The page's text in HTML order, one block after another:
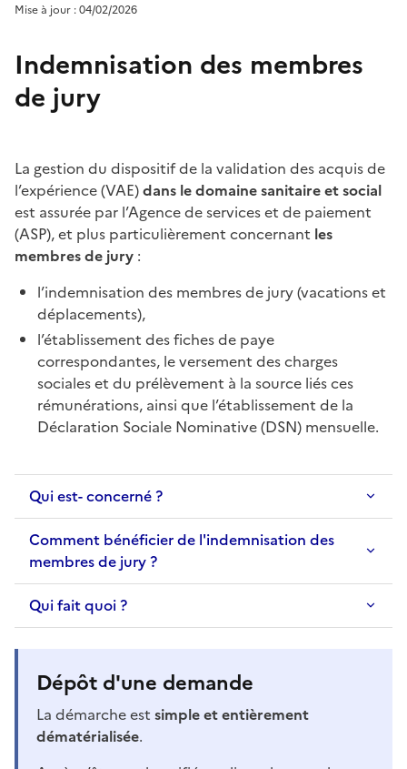
Mise à jour : 04/02/2026
Indemnisation des membres
de jury
La gestion du dispositif de la validation des acquis de
l’expérience (VAE)dans le domaine sanitaire et social
est assurée par l’Agence de services et de paiement
(ASP), et plus particulièrement concernant les
membres de jury :
l’indemnisation des membres de jury (vacations et
déplacements),
l’établissement des fiches de paye
correspondantes, le versement des charges
sociales et du prélèvement à la source liés ces
rémunérations, ainsi que l’établissement de la
Déclaration Sociale Nominative (DSN) mensuelle.
Qui est- concerné ?
Comment bénéficier de l'indemnisation des
membres de jury ?
Qui fait quoi ?
Dépôt d'une demande
La démarche est simple et entièrement
dématérialisée.